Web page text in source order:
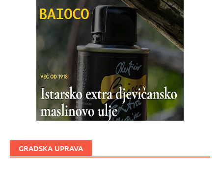
GRADSKA UPRAVA